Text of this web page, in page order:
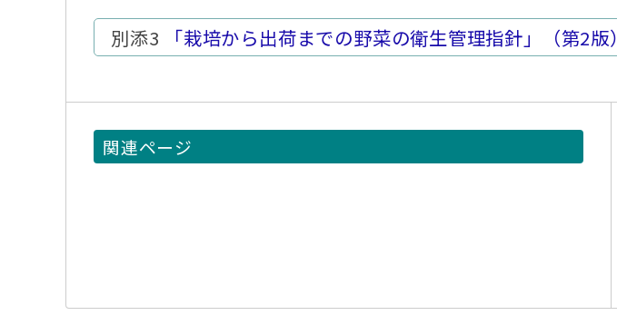
別添3 「栽培から出荷までの野菜の衛生管理指針」（第2版）
関連ページ